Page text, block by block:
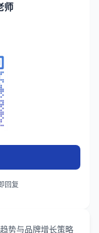
师
回复
势与品牌增长策略